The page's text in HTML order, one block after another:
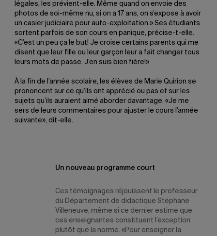
légales, les prévient-elle. Même quand on envoie des
photos de soi-même nu, si on a 17 ans, on s’expose à avoir
un casier judiciaire pour auto-exploitation.» Ses étudiants
sortent parfois de son cours en panique, précise-t-elle.
«C’est un peu ça le but! Je croise certains parents qui me
disent que leur fille ou leur garçon leur a fait changer tous
leurs mots de passe. J’en suis bien fière!»
À la fin de l’année scolaire, les élèves de Marie Quirion se
prononcent sur ce qu’ils ont apprécié ou pas et sur les
sujets qu’ils auraient aimé aborder davantage. «Je me
sers de leurs commentaires pour ajuster le cours l’année
suivante», dit-elle.
Un nouveau programme court
Ces témoignages réjouissent le professeur
du Département de didactique Stéphane
Villeneuve, même si ce dernier estime que
ces enseignantes constituent l’exception
plutôt que la norme. «Pour enseigner la